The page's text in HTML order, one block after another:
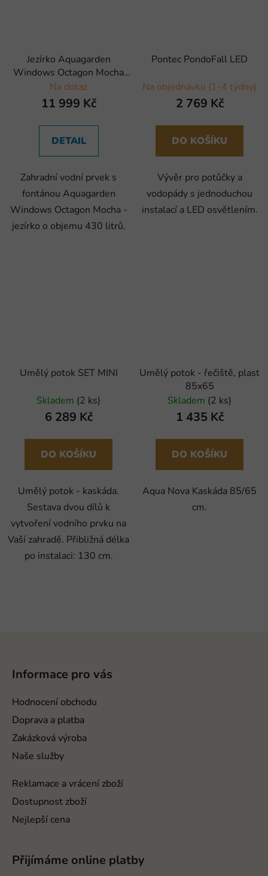
Jezírko Aquagarden
Windows Octagon Mocha
430
Na dotaz
11 999 Kč
DETAIL
Zahradní vodní prvek s
fontánou Aquagarden
Windows Octagon Mocha -
jezírko o objemu 430 litrů.
Pontec PondoFall LED
Na objednávku (1-4 týdny)
2 769 Kč
DO KOŠÍKU
Vývěr pro potůčky a
vodopády s jednoduchou
instalací a LED osvětlením.
Umělý potok SET MINI
Skladem (2 ks)
6 289 Kč
DO KOŠÍKU
Umělý potok - kaskáda.
Sestava dvou dílů k
vytvoření vodního prvku na
Vaší zahradě. Přibližná délka
po instalaci: 130 cm.
Umělý potok - řečiště, plast
85x65
Skladem (2 ks)
1 435 Kč
DO KOŠÍKU
Aqua Nova Kaskáda 85/65
cm.
Informace pro vás
Hodnocení obchodu
Doprava a platba
Zakázková výroba
Naše služby
Reklamace a vrácení zboží
Dostupnost zboží
Nejlepší cena
Přijímáme online platby